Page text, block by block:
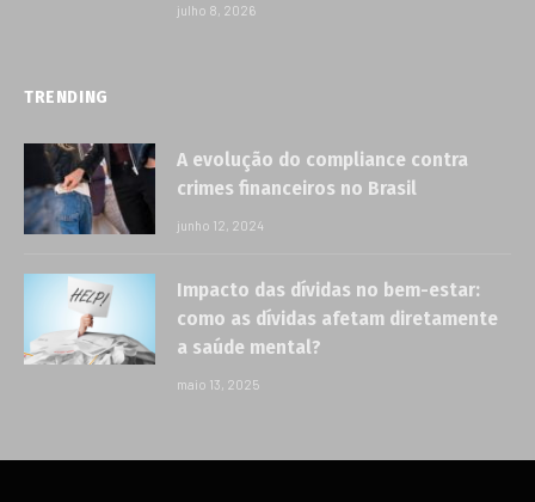
julho 8, 2026
TRENDING
A evolução do compliance contra
crimes financeiros no Brasil
junho 12, 2024
Impacto das dívidas no bem-estar:
como as dívidas afetam diretamente
a saúde mental?
maio 13, 2025